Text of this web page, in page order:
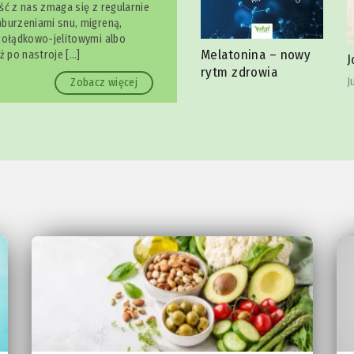
z nas zmaga się z regularnie
snu, migreną,
jelitowymi albo
po nastroje […]
Zobacz więcej
Melatonina – nowy
rytm zdrowia
Joga szczęki
Julia Reindl